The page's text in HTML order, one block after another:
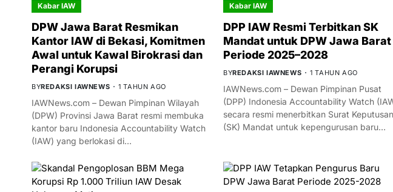
Kabar IAW
DPW Jawa Barat Resmikan
Kantor IAW di Bekasi, Komitmen
Awal untuk Kawal Birokrasi dan
Perangi Korupsi
BYREDAKSI IAWNEWS 1 TAHUN AGO
IAWNews.com – Dewan Pimpinan Wilayah
(DPW) Provinsi Jawa Barat resmi membuka
kantor baru Indonesia Accountability Watch
(IAW) yang berlokasi di…
Kabar IAW
DPP IAW Resmi Terbitkan SK
Mandat untuk DPW Jawa Barat
Periode 2025–2028
BYREDAKSI IAWNEWS 1 TAHUN AGO
IAWNews.com – Dewan Pimpinan Pusat
(DPP) Indonesia Accountability Watch
secara resmi menerbitkan Surat Keputusan
(SK) Mandat untuk kepengurusan baru…